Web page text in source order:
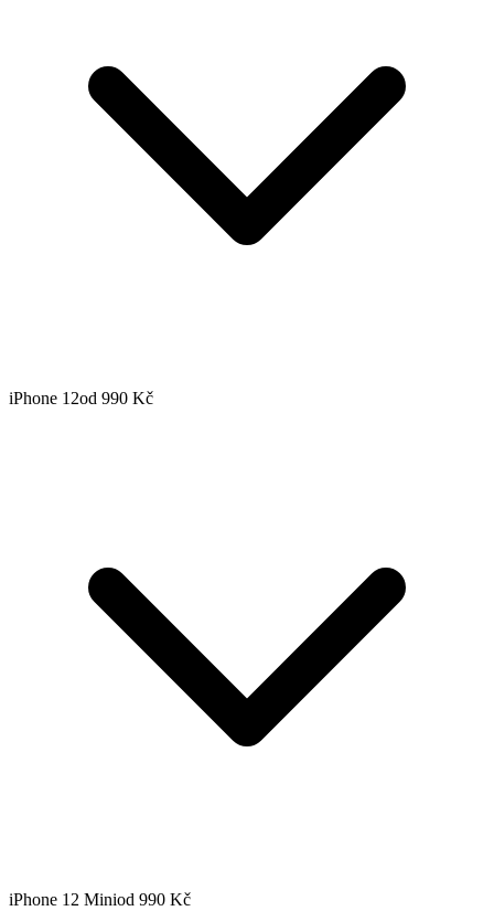
iPhone 12od 990 Kč
iPhone 12 Miniod 990 Kč